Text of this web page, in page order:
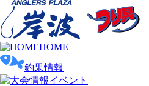
HOME
釣果情報
イベント